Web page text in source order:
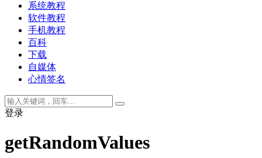
系统教程
软件教程
手机教程
百科
下载
自媒体
心情签名
登录
getRandomValues